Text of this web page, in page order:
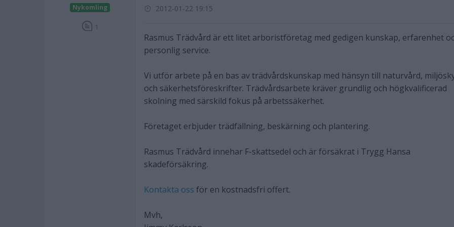
Nykomling
1
2012-01-22 19:15
Rasmus Trädvård är ett litet arboristföretag med gedigen kunskap, erfarenhet
personlig service.
Vi utför arbete på en bas av trädvårdskunskap med hänsyn till naturvård,
och säkerhetsföreskrifter. Trädvårdsarbete kräver grundlig och högkvalificerad
skolning med särskild fokus på arbetssäkerhet.
Företaget erbjuder trädfällning, beskärning och plantering.
Rasmus Trädvård innehar F-skattsedel och är försäkrat i Trygg Hansa
skadeförsäkring.
Kontakta oss för en kostnadsfri offert.
Mvh,